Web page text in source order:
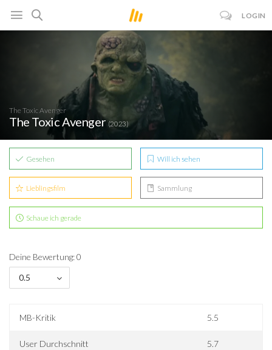
LOGIN
The Toxic Avenger
The Toxic Avenger(2023)
Gesehen Will ich sehen
Lieblingsfilm Sammlung
Schaue ich gerade
Deine Bewertung: 0
0.5
MB-Kritik 5.5
User Durchschnitt 5.7